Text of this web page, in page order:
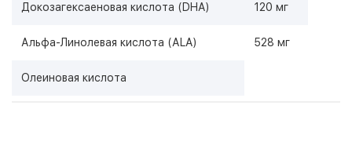
Докозагексаеновая кислота (DHA) 120 мг
Альфа-Линолевая кислота (АLA) 528 мг
Олеиновая кислота